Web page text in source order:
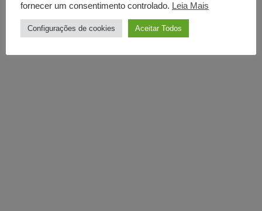
fornecer um consentimento controlado. Leia Mais
Configurações de cookies Aceitar Todos